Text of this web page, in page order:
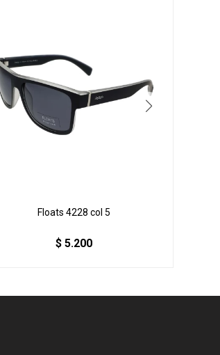
Floats 4228 col 5
$ 5.200